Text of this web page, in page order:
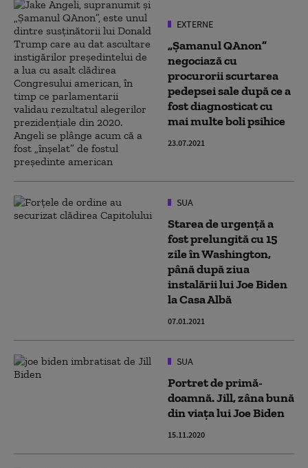
EXTERNE
„Șamanul QAnon”
negociază cu
procurorii scurtarea
pedepsei sale după ce a
fost diagnosticat cu
mai multe boli psihice
23.07.2021
SUA
Starea de urgenţă a
fost prelungită cu 15
zile în Washington,
până după ziua
instalării lui Joe Biden
la Casa Albă
07.01.2021
SUA
Portret de primă-
doamnă. Jill, zâna bună
din viața lui Joe Biden
15.11.2020